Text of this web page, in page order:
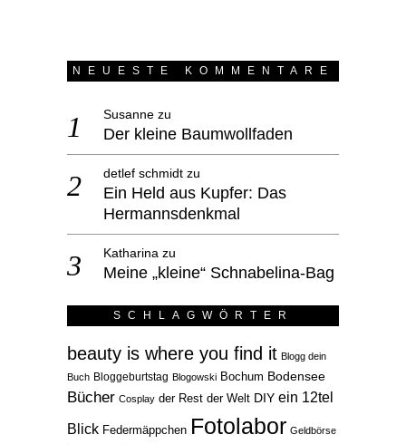
NEUESTE KOMMENTARE
Susanne zu
Der kleine Baumwollfaden
detlef schmidt zu
Ein Held aus Kupfer: Das
Hermannsdenkmal
Katharina zu
Meine „kleine“ Schnabelina-Bag
SCHLAGWÖRTER
beauty is where you find it Blogg dein
Buch Bloggeburtstag Blogowski Bochum Bodensee
Bücher Cosplay der Rest der Welt DIY ein 12tel
Blick Federmäppchen Fotolabor Geldbörse